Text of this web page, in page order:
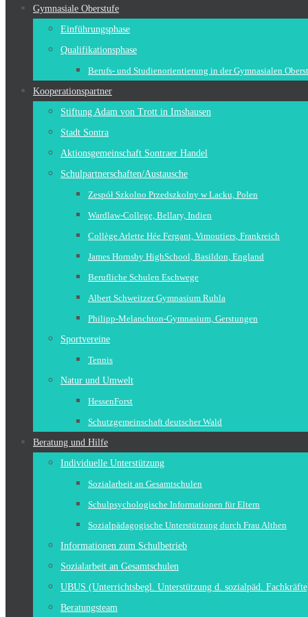
Gymnasiale Oberstufe
Einführungsphase
Qualifikationsphase
Berufs- und Studienorientierung in der Gymnasialen
Kooperationspartner
Stiftung Adam von Trott in Imshausen
Stadt Sontra
Aktionsgemeinschaft Sontraer Handel
Schulpartnerschaften/Austausche
Zespół Szkolno Przedszkolny w Lacku, Polen
Wardlaw-College, Bellary, Indien
Collège Arlette Hée Fergant, Vimoutiers, Frankreich
James Hornsby HighSchool, Basildon, England
Berufliche Schulen Eschwege
Albert Schweitzer Gymnasium Ruhla
Philipp-Melanchton-Gymnasium, Gerstungen
Sportvereine
Tennis
Natur und Umwelt
HessenForst
Schutzgemeinschaft deutscher Wald
Beratung und Hilfe
Individuelle Unterstützung
Sozialarbeit an Gesamtschulen
Schulpsychologische Informationen für Eltern
Sozialpädagogische Unterstützung durch Frau Althen
Informationen zum Schulbetrieb
Sozialarbeit an Gesamtschulen
UBUS (Unterrichtsbegl. Unterstützung d. sozialpäd.
Beratungsteam